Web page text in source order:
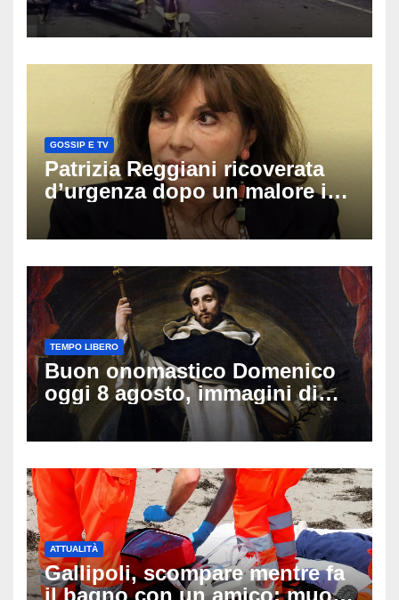
coinvolti un’auto, un suv e
una moto
GOSSIP E TV
Patrizia Reggiani ricoverata
d’urgenza dopo un malore in
vacanza: come sta oggi l’ex
Lady Gucci
TEMPO LIBERO
Buon onomastico Domenico
oggi 8 agosto, immagini di
auguri da condividere
ATTUALITÀ
Gallipoli, scompare mentre fa
il bagno con un amico: muore